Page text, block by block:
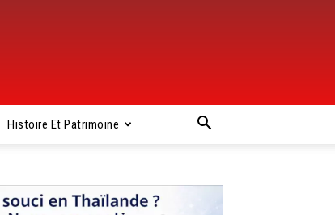
Histoire Et Patrimoine